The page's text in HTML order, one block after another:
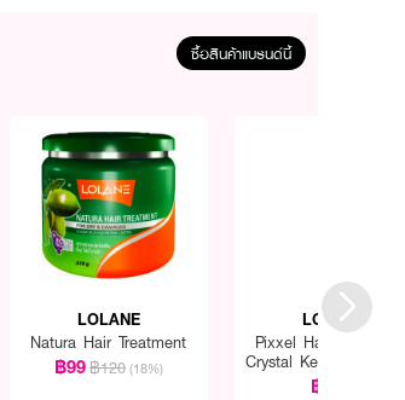
ซื้อสินค้าแบรนด์นี้
LOLANE
Natura Hair Treatment
฿99฿120 (18%)
LOLANE
Pixxel Hair Spa
Crystal Keratin For
Damaged
฿290